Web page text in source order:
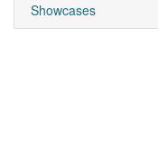
Showcases